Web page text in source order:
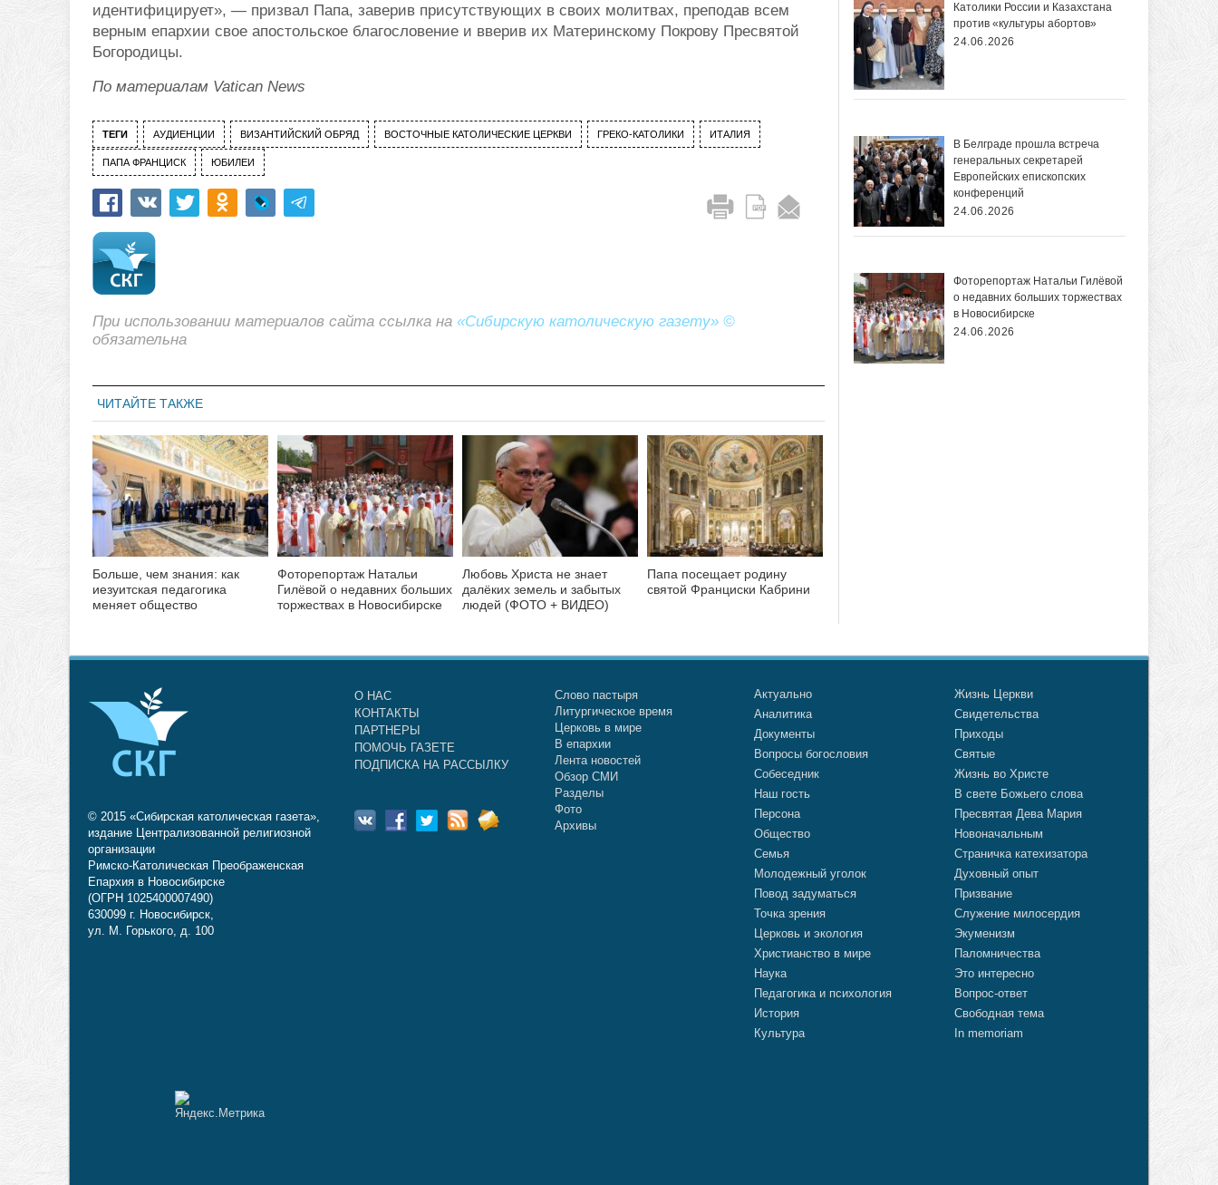
идентифицирует», — призвал Папа, заверив присутствующих в своих молитвах, преподав всем
верным епархии свое апостольское благословение и вверив их Материнскому Покрову Пресвятой
Богородицы.
По материалам Vatican News
ТЕГИ АУДИЕНЦИИ ВИЗАНТИЙСКИЙ ОБРЯД ВОСТОЧНЫЕ КАТОЛИЧЕСКИЕ ЦЕРКВИ ГРЕКО-КАТОЛИКИ ИТАЛИЯ
ПАПА ФРАНЦИСК ЮБИЛЕИ
При использовании материалов сайта ссылка на «Сибирскую католическую газету» ©
обязательна
ЧИТАЙТЕ ТАКЖЕ
Больше, чем знания: как
иезуитская педагогика
меняет общество
Фоторепортаж Натальи
Гилёвой о недавних больших
торжествах в Новосибирске
Любовь Христа не знает
далёких земель и забытых
людей (ФОТО + ВИДЕО)
Папа посещает родину
святой Франциски Кабрини
Католики России и Казахстана
против «культуры абортов»
24.06.2026
В Белграде прошла встреча
генеральных секретарей
Европейских епископских
конференций
24.06.2026
Фоторепортаж Натальи Гилёвой
о недавних больших торжествах
в Новосибирске
24.06.2026
© 2015 «Сибирская католическая газета»,
издание Централизованной религиозной
организации
Римско-Католическая Преображенская
Епархия в Новосибирске
(ОГРН 1025400007490)
630099 г. Новосибирск,
ул. М. Горького, д. 100
О НАС
КОНТАКТЫ
ПАРТНЕРЫ
ПОМОЧЬ ГАЗЕТЕ
ПОДПИСКА НА РАССЫЛКУ
Слово пастыря
Литургическое время
Церковь в мире
В епархии
Лента новостей
Обзор СМИ
Разделы
Фото
Архивы
Актуально
Аналитика
Документы
Вопросы богословия
Собеседник
Наш гость
Персона
Общество
Семья
Молодежный уголок
Повод задуматься
Точка зрения
Церковь и экология
Христианство в мире
Наука
Педагогика и психология
История
Культура
Жизнь Церкви
Свидетельства
Приходы
Святые
Жизнь во Христе
В свете Божьего слова
Пресвятая Дева Мария
Новоначальным
Страничка катехизатора
Духовный опыт
Призвание
Служение милосердия
Экуменизм
Паломничества
Это интересно
Вопрос-ответ
Свободная тема
In memoriam